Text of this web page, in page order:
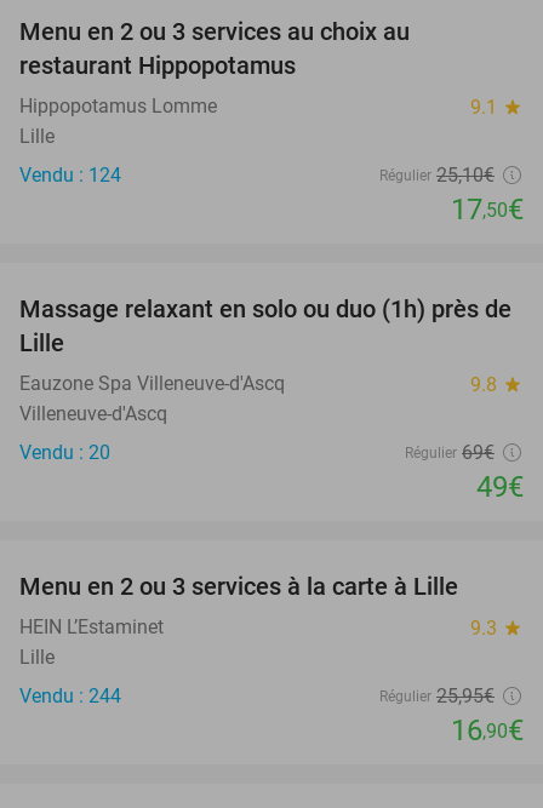
Menu en 2 ou 3 services au choix au
restaurant Hippopotamus
Hippopotamus Lomme 9.1 star
Lille
Vendu : 124
Régulier 25,10€
17,50€
29%
Massage relaxant en solo ou duo (1h) près de
Lille
Eauzone Spa Villeneuve-d'Ascq 9.8 star
Villeneuve-d'Ascq
Vendu : 20
Régulier 69€
49€
Menu en 2 ou 3 services à la carte à Lille
HEIN L’Estaminet 9.3 star
Lille
Vendu : 244
Régulier 25,95€
16,90€